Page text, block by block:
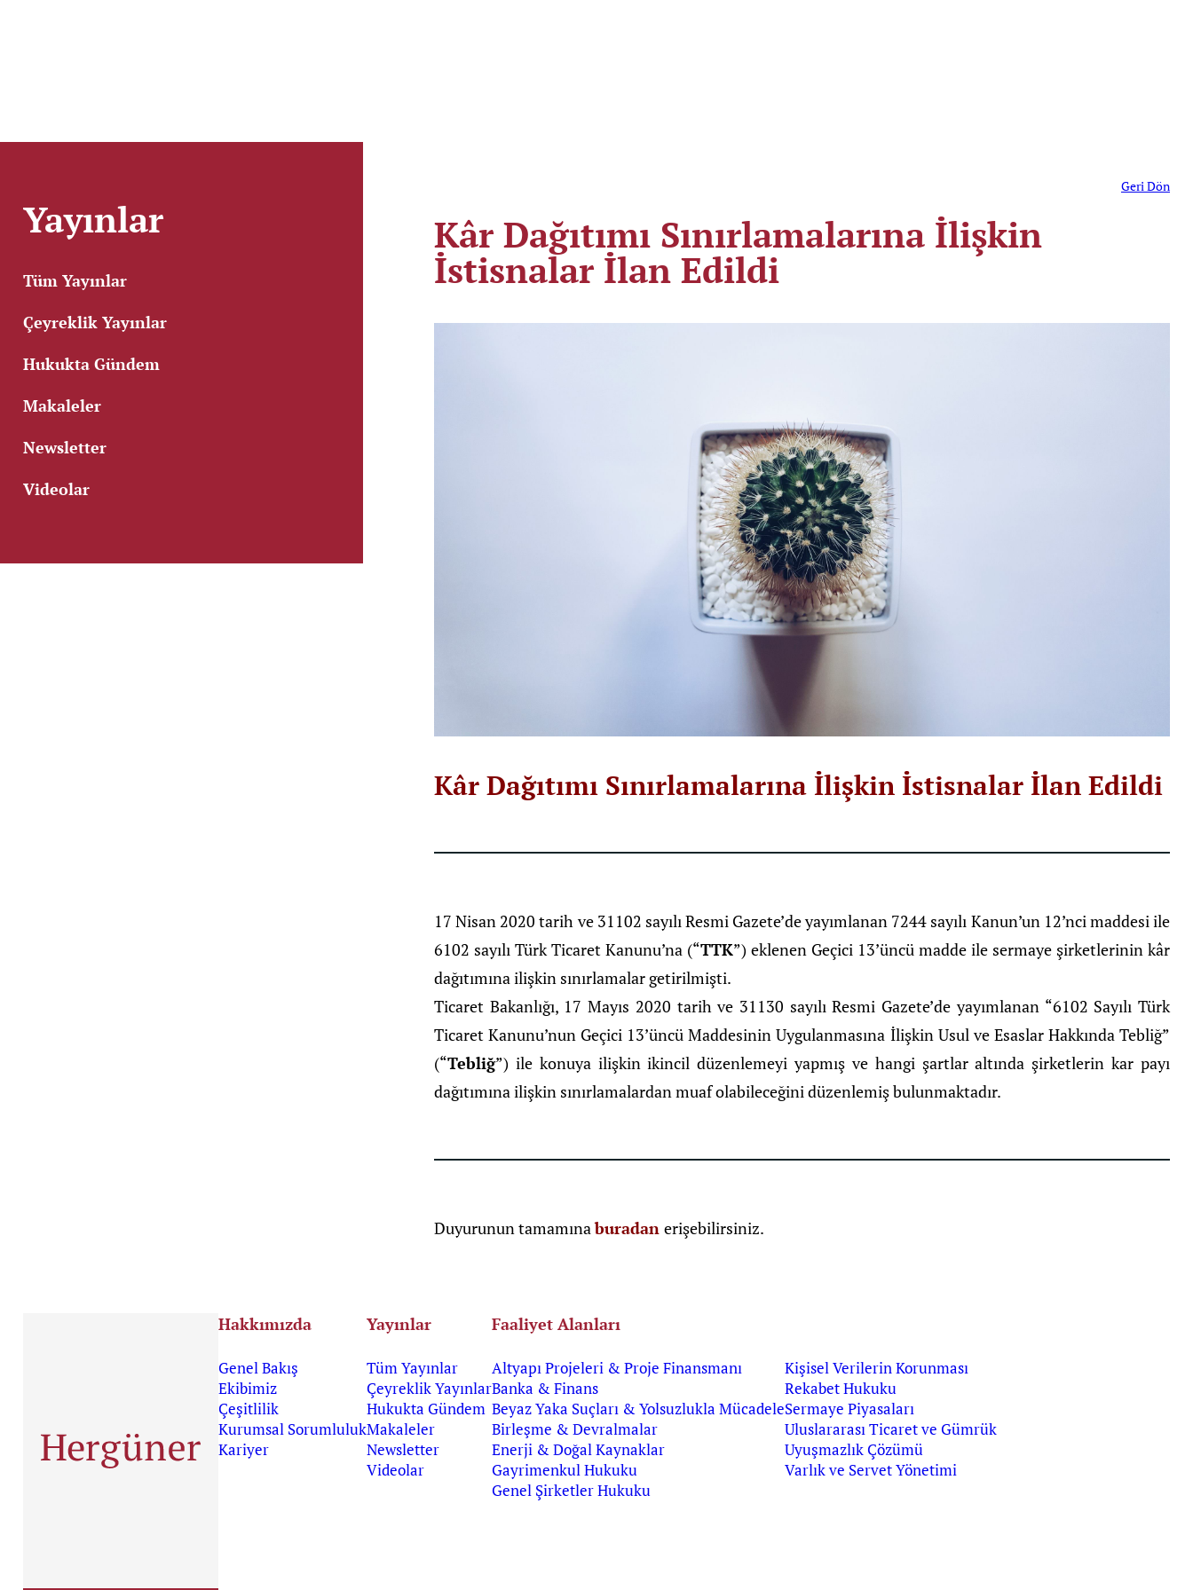
Yayınlar
Tüm Yayınlar
Çeyreklik Yayınlar
Hukukta Gündem
Makaleler
Newsletter
Videolar
Geri Dön
Kâr Dağıtımı Sınırlamalarına İlişkin
İstisnalar İlan Edildi
Kâr Dağıtımı Sınırlamalarına İlişkin İstisnalar İlan Edildi
17 Nisan 2020 tarih ve 31102 sayılı Resmi Gazete’de yayımlanan 7244 sayılı Kanun’un 12’nci maddesi ile
6102 sayılı Türk Ticaret Kanunu’na (“TTK”) eklenen Geçici 13’üncü madde ile sermaye şirketlerinin kâr
dağıtımına ilişkin sınırlamalar getirilmişti.
Ticaret Bakanlığı, 17 Mayıs 2020 tarih ve 31130 sayılı Resmi Gazete’de yayımlanan “6102 Sayılı Türk
Ticaret Kanunu’nun Geçici 13’üncü Maddesinin Uygulanmasına İlişkin Usul ve Esaslar Hakkında Tebliğ”
(“Tebliğ”) ile konuya ilişkin ikincil düzenlemeyi yapmış ve hangi şartlar altında şirketlerin kar payı
dağıtımına ilişkin sınırlamalardan muaf olabileceğini düzenlemiş bulunmaktadır.
Duyurunun tamamınaburadan erişebilirsiniz.
Hakkımızda
Genel Bakış
Ekibimiz
Çeşitlilik
Kurumsal Sorumluluk
Kariyer
Yayınlar
Tüm Yayınlar
Çeyreklik Yayınlar
Hukukta Gündem
Makaleler
Newsletter
Videolar
Faaliyet Alanları
Altyapı Projeleri & Proje Finansmanı
Banka & Finans
Beyaz Yaka Suçları & Yolsuzlukla Mücadele
Birleşme & Devralmalar
Enerji & Doğal Kaynaklar
Gayrimenkul Hukuku
Genel Şirketler Hukuku
Kişisel Verilerin Korunması
Rekabet Hukuku
Sermaye Piyasaları
Uluslararası Ticaret ve Gümrük
Uyuşmazlık Çözümü
Varlık ve Servet Yönetimi